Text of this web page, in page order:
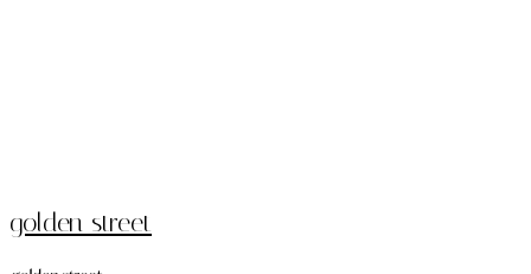
golden street